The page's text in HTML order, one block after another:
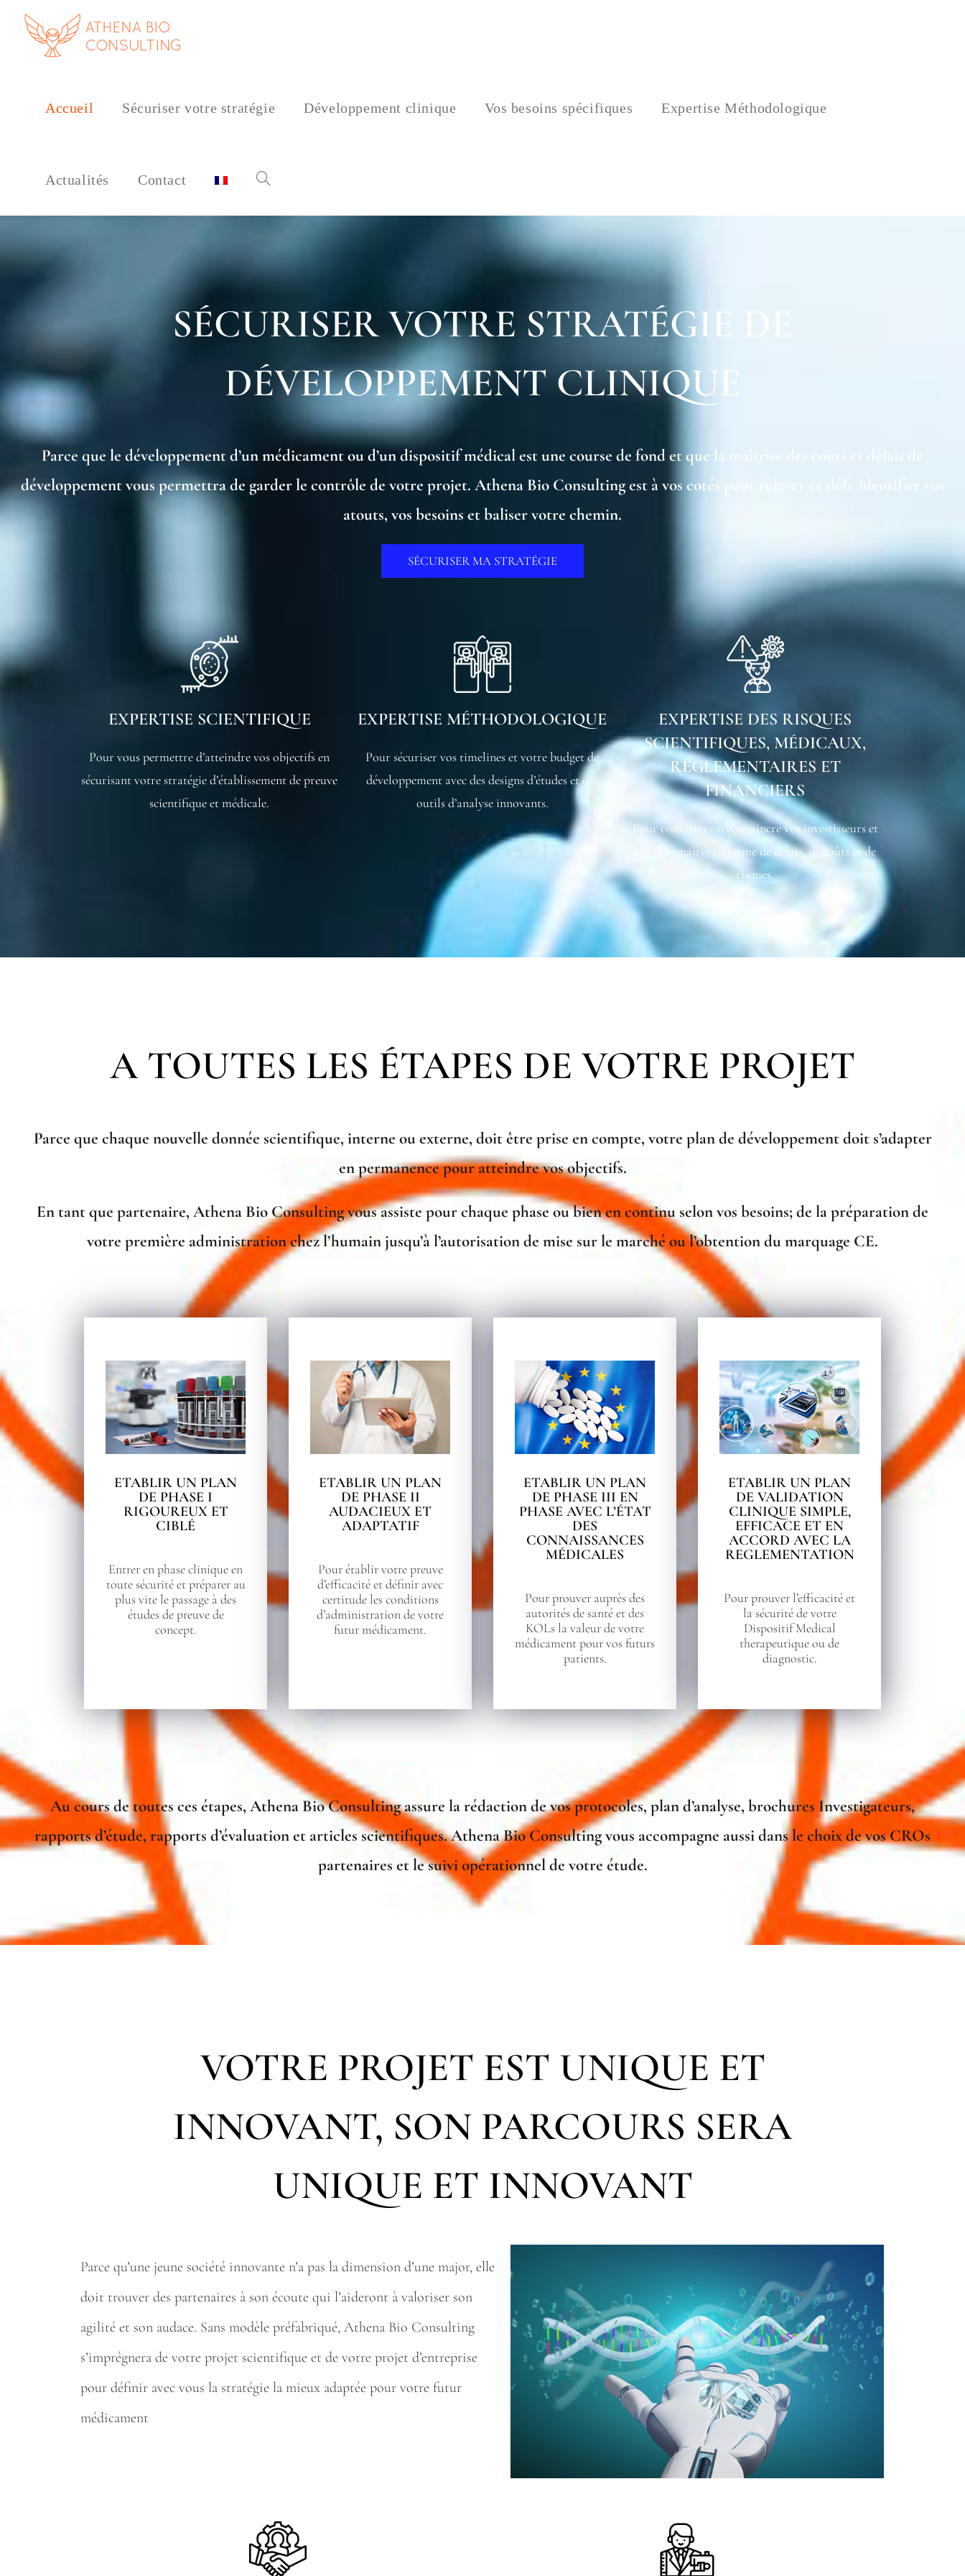
Accueil Sécuriser votre stratégie Développement clinique Vos besoins spécifiques Expertise Méthodologique
Actualités Contact
SÉCURISER VOTRE STRATÉGIE DE
DÉVELOPPEMENT CLINIQUE
Parce que le développement d’un médicament ou d’un dispositif médical est une course de fond et que la maîtrise des coûts et délais de
développement vous permettra de garder le contrôle de votre projet. Athena Bio Consulting est à vos cotés pour relever ce défi, identifier vos
atouts, vos besoins et baliser votre chemin.
SÉCURISER MA STRATÉGIE
EXPERTISE SCIENTIFIQUE
Pour vous permettre d’atteindre vos objectifs en
sécurisant votre stratégie d’établissement de preuve
scientifique et médicale.
EXPERTISE MÉTHODOLOGIQUE
Pour sécuriser vos timelines et votre budget de
développement avec des designs d’études et des
outils d’analyse innovants.
EXPERTISE DES RISQUES
SCIENTIFIQUES, MÉDICAUX,
RÉGLEMENTAIRES ET
FINANCIERS
Pour conforter ou convaincre vos investisseurs et
vos partenaires en terme de délais, de coûts et de
risques.
A TOUTES LES ÉTAPES DE VOTRE PROJET
Parce que chaque nouvelle donnée scientifique, interne ou externe, doit être prise en compte, votre plan de développement doit s’adapter
en permanence pour atteindre vos objectifs.
En tant que partenaire, Athena Bio Consulting vous assiste pour chaque phase ou bien en continu selon vos besoins; de la préparation de
votre première administration chez l’humain jusqu’à l’autorisation de mise sur le marché ou l’obtention du marquage CE.
ETABLIR UN PLAN
DE PHASE I
RIGOUREUX ET
CIBLÉ
Entrer en phase clinique en
toute sécurité et préparer au
plus vite le passage à des
études de preuve de
concept.
ETABLIR UN PLAN
DE PHASE II
AUDACIEUX ET
ADAPTATIF
Pour établir votre preuve
d’efficacité et définir avec
certitude les conditions
d’administration de votre
futur médicament.
ETABLIR UN PLAN
DE PHASE III EN
PHASE AVEC L’ÉTAT
DES
CONNAISSANCES
MÉDICALES
Pour prouver auprès des
autorités de santé et des
KOLs la valeur de votre
médicament pour vos futurs
patients.
ETABLIR UN PLAN
DE VALIDATION
CLINIQUE SIMPLE,
EFFICACE ET EN
ACCORD AVEC LA
REGLEMENTATION
Pour prouver l’efficacité et
la sécurité de votre
Dispositif Medical
therapeutique ou de
diagnostic.
Au cours de toutes ces étapes, Athena Bio Consulting assure la rédaction de vos protocoles, plan d’analyse, brochures Investigateurs,
rapports d’étude, rapports d’évaluation et articles scientifiques. Athena Bio Consulting vous accompagne aussi dans le choix de vos CROs
partenaires et le suivi opérationnel de votre étude.
VOTRE PROJET EST UNIQUE ET
INNOVANT, SON PARCOURS SERA
UNIQUE ET INNOVANT
Parce qu’une jeune société innovante n’a pas la dimension d’une major, elle
doit trouver des partenaires à son écoute qui l’aideront à valoriser son
agilité et son audace. Sans modèle préfabriqué, Athena Bio Consulting
s’imprégnera de votre projet scientifique et de votre projet d’entreprise
pour définir avec vous la stratégie la mieux adaptée pour votre futur
médicament